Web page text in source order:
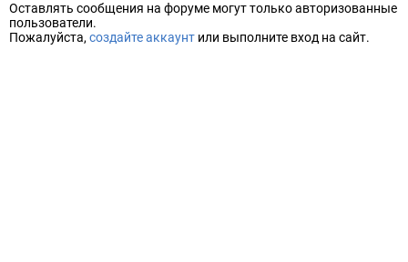
Оставлять сообщения на форуме могут только авторизованные
пользователи.
Пожалуйста, создайте аккаунт или выполните вход на сайт.